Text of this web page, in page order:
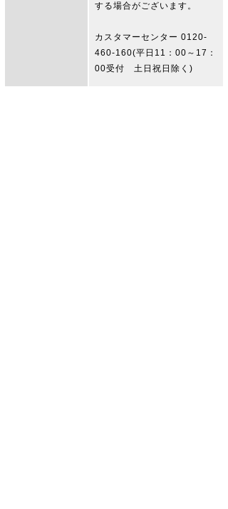
する場合がございます。
カスタマーセンター 0120-
460-160(平日11：00～17：
00受付 土日祝日除く)